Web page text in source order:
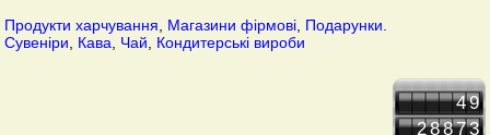
Продукти харчування Магазини фірмові Подарунки.
Сувеніри
Кава Чай Кондитерські вироби
49
28873